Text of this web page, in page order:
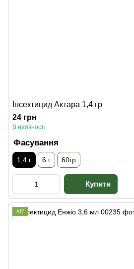
Інсектицид Актара 1,4 гр
24 грн
В наявності
Фасування
1,4 г 6 г 60гр
ХІТ